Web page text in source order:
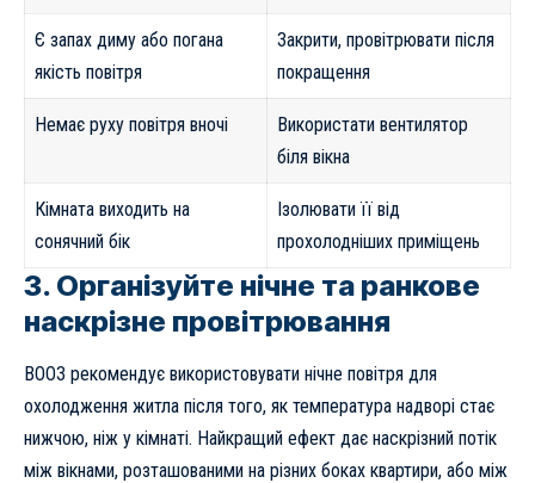
Є запах диму або погана
якість повітря
Закрити, провітрювати після
покращення
Немає руху повітря вночі
Використати вентилятор
біля вікна
Кімната виходить на
сонячний бік
Ізолювати її від
прохолодніших приміщень
3. Організуйте нічне та ранкове
наскрізне провітрювання
ВООЗ рекомендує використовувати нічне повітря для
охолодження житла після того, як температура надворі стає
нижчою, ніж у кімнаті. Найкращий ефект дає наскрізний потік
між вікнами, розташованими на різних боках квартири, або між